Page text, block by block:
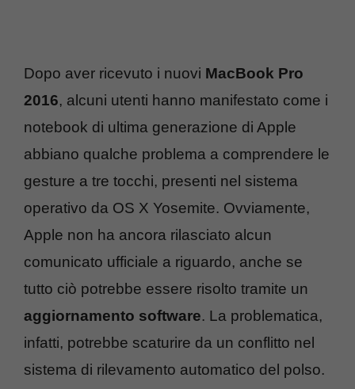
Dopo aver ricevuto i nuovi MacBook Pro
2016, alcuni utenti hanno manifestato come i
notebook di ultima generazione di Apple
abbiano qualche problema a comprendere le
gesture a tre tocchi, presenti nel sistema
operativo da OS X Yosemite. Ovviamente,
Apple non ha ancora rilasciato alcun
comunicato ufficiale a riguardo, anche se
tutto ciò potrebbe essere risolto tramite un
aggiornamento software. La problematica,
infatti, potrebbe scaturire da un conflitto nel
sistema di rilevamento automatico del polso.